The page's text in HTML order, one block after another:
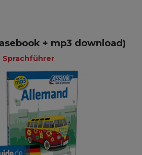
+ mp3 download)
Sprachführer